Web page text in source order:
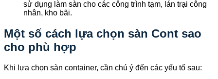
sử dụng làm sàn cho các công trình tạm, lán trại công
nhân, kho bãi.
Một số cách lựa chọn sàn Cont sao
cho phù hợp
Khi lựa chọn sàn container, cần chú ý đến các yếu tố sau: